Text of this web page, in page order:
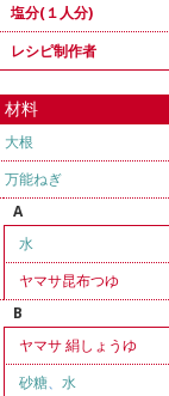
塩分(１人分)
レシピ制作者
材料
大根
万能ねぎ
A
水
ヤマサ昆布つゆ
B
ヤマサ 絹しょうゆ
砂糖、水